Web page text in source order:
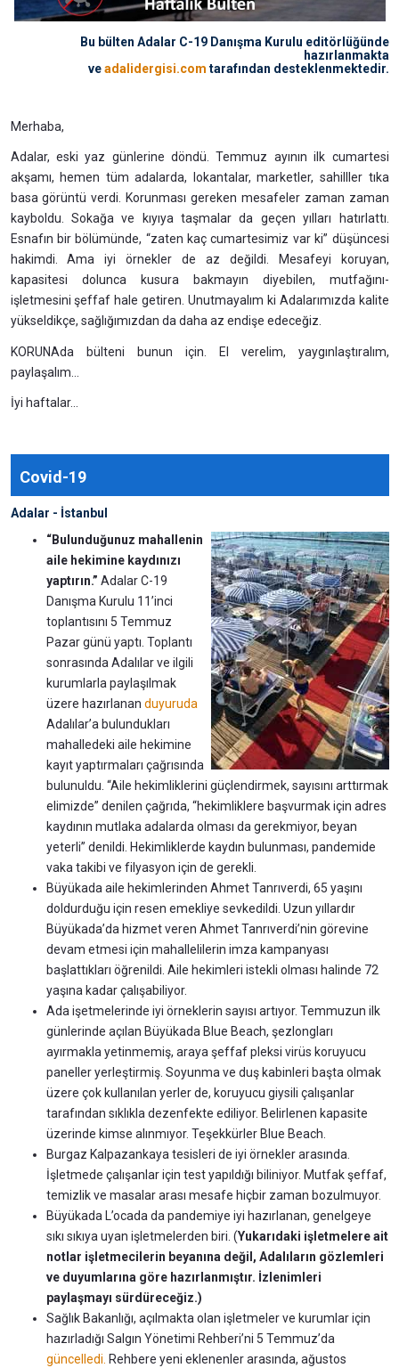
Bu bülten Adalar C-19 Danışma Kurulu editörlüğünde
hazırlanmakta
veadalidergisi.com tarafından desteklenmektedir.
Merhaba,
Adalar, eski yaz günlerine döndü. Temmuz ayının ilk cumartesi
akşamı, hemen tüm adalarda, lokantalar, marketler, sahilller tıka
basa görüntü verdi. Korunması gereken mesafeler zaman zaman
kayboldu. Sokağa ve kıyıya taşmalar da geçen yılları hatırlattı.
Esnafın bir bölümünde, “zaten kaç cumartesimiz var ki” düşüncesi
hakimdi. Ama iyi örnekler de az değildi. Mesafeyi koruyan,
kapasitesi dolunca kusura bakmayın diyebilen, mutfağını-
işletmesini şeffaf hale getiren. Unutmayalım ki Adalarımızda kalite
yükseldikçe, sağlığımızdan da daha az endişe edeceğiz.
KORUNAda bülteni bunun için. El verelim, yaygınlaştıralım,
paylaşalım…
İyi haftalar…
Covid-19
Adalar - İstanbul
“Bulunduğunuz mahallenin
aile hekimine kaydınızı
yaptırın.” Adalar C-19
Danışma Kurulu 11’inci
toplantısını 5 Temmuz
Pazar günü yaptı. Toplantı
sonrasında Adalılar ve ilgili
kurumlarla paylaşılmak
üzere hazırlanan duyuruda
Adalılar’a bulundukları
mahalledeki aile hekimine
kayıt yaptırmaları çağrısında
bulunuldu. “Aile hekimliklerini güçlendirmek, sayısını arttırmak
elimizde” denilen çağrıda, “hekimliklere başvurmak için adres
kaydının mutlaka adalarda olması da gerekmiyor, beyan
yeterli” denildi. Hekimliklerde kaydın bulunması, pandemide
vaka takibi ve filyasyon için de gerekli.
Büyükada aile hekimlerinden Ahmet Tanrıverdi, 65 yaşını
doldurduğu için resen emekliye sevkedildi. Uzun yıllardır
Büyükada’da hizmet veren Ahmet Tanrıverdi’nin görevine
devam etmesi için mahallelilerin imza kampanyası
başlattıkları öğrenildi. Aile hekimleri istekli olması halinde 72
yaşına kadar çalışabiliyor.
Ada işetmelerinde iyi örneklerin sayısı artıyor. Temmuzun ilk
günlerinde açılan Büyükada Blue Beach, şezlongları
ayırmakla yetinmemiş, araya şeffaf pleksi virüs koruyucu
paneller yerleştirmiş. Soyunma ve duş kabinleri başta olmak
üzere çok kullanılan yerler de, koruyucu giysili çalışanlar
tarafından sıklıkla dezenfekte ediliyor. Belirlenen kapasite
üzerinde kimse alınmıyor. Teşekkürler Blue Beach.
Burgaz Kalpazankaya tesisleri de iyi örnekler arasında.
İşletmede çalışanlar için test yapıldığı biliniyor. Mutfak şeffaf,
temizlik ve masalar arası mesafe hiçbir zaman bozulmuyor.
Büyükada L’ocada da pandemiye iyi hazırlanan, genelgeye
sıkı sıkıya uyan işletmelerden biri. (Yukarıdaki işletmelere ait
notlar işletmecilerin beyanına değil, Adalıların gözlemleri
ve duyumlarına göre hazırlanmıştır. İzlenimleri
paylaşmayı sürdüreceğiz.)
Sağlık Bakanlığı, açılmakta olan işletmeler ve kurumlar için
hazırladığı Salgın Yönetimi Rehberi’ni 5 Temmuz’da
güncelledi. Rehbere yeni eklenenler arasında, ağustos